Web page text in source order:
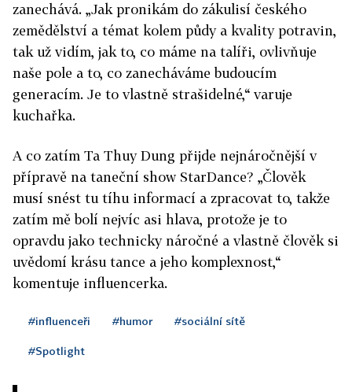
zanechává. „Jak pronikám do zákulisí českého
zemědělství a témat kolem půdy a kvality potravin,
tak už vidím, jak to, co máme na talíři, ovlivňuje
naše pole a to, co zanecháváme budoucím
generacím. Je to vlastně strašidelné,“ varuje
kuchařka.
A co zatím Ta Thuy Dung přijde nejnáročnější v
přípravě na taneční show StarDance? „Člověk
musí snést tu tíhu informací a zpracovat to, takže
zatím mě bolí nejvíc asi hlava, protože je to
opravdu jako technicky náročné a vlastně člověk si
uvědomí krásu tance a jeho komplexnost,“
komentuje influencerka.
#influenceři #humor #sociální sítě
#Spotlight